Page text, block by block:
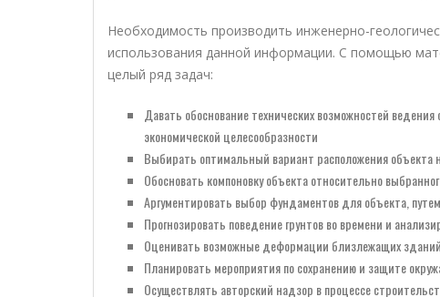
Необходимость производить инженерно-
использования данной информации. С помощью
целый ряд задач:
Давать обоснование технических возможностей
экономической целесообразности
Выбирать оптимальный вариант расположения объекта
Обосновать компоновку объекта относительно
Аргументировать выбор фундаментов для объекта, путем
Прогнозировать поведение грунтов во времени и
Оценивать возможные деформации близлежащих
Планировать мероприятия по сохранению и защите
Осуществлять авторский надзор в процессе